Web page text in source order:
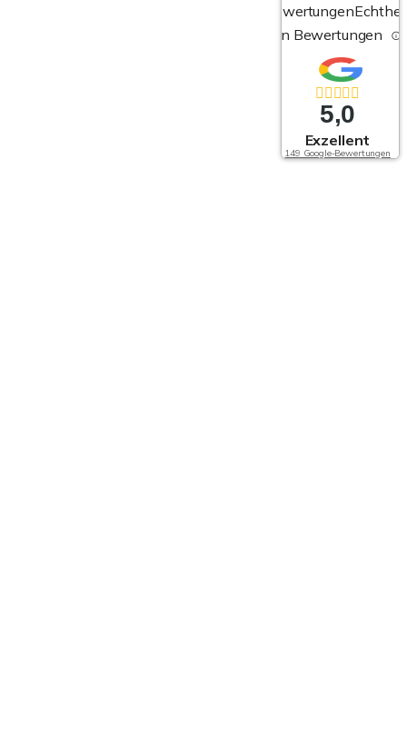
Bewertungen
von Bewertungen
5,0
Exzellent
149 Google-Bewertungen